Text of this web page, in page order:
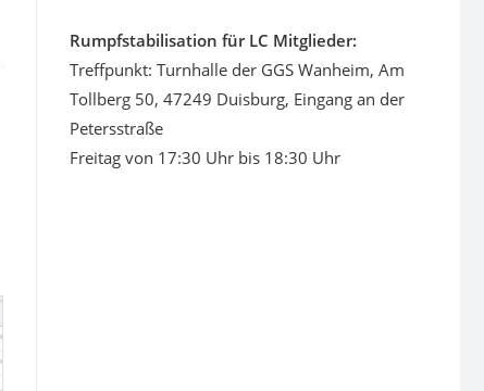
Rumpfstabilisation für LC Mitglieder:
Treffpunkt: Turnhalle der GGS Wanheim, Am
Tollberg 50, 47249 Duisburg, Eingang an der
Petersstraße
Freitag von 17:30 Uhr bis 18:30 Uhr